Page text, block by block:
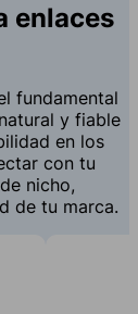
enlaces
fundamental
y fiable
en los
con tu
nicho,
de tu marca.